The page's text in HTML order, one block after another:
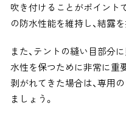
吹き付けることがポイント
の防水性能を維持し、結露
また、テントの縫い目部分
水性を保つために非常に重
剥がれてきた場合は、専用
ましょう。